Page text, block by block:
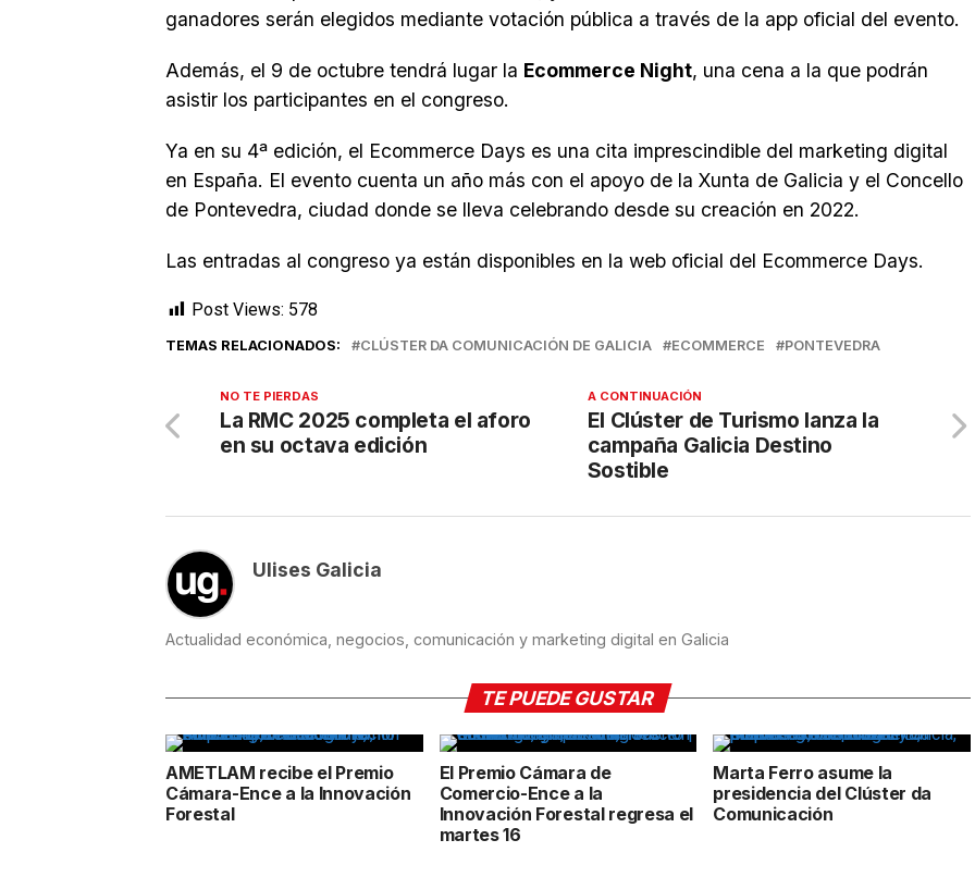
ganadores serán elegidos mediante votación pública a través de la app oficial del evento.
Además, el 9 de octubre tendrá lugar la Ecommerce Night, una cena a la que podrán
asistir los participantes en el congreso.
Ya en su 4ª edición, el Ecommerce Days es una cita imprescindible del marketing digital
en España. El evento cuenta un año más con el apoyo de la Xunta de Galicia y el Concello
de Pontevedra, ciudad donde se lleva celebrando desde su creación en 2022.
Las entradas al congreso ya están disponibles en la web oficial del Ecommerce Days.
Post Views: 578
TEMAS RELACIONADOS: CLÚSTER DA COMUNICACIÓN DE GALICIA ECOMMERCE PONTEVEDRA
A CONTINUACIÓN
El Clúster de Turismo lanza la
campaña Galicia Destino
Sostible
NO TE PIERDAS
La RMC 2025 completa el aforo
en su octava edición
Ulises Galicia
Actualidad económica, negocios, comunicación y marketing digital en Galicia
TE PUEDE GUSTAR
AMETLAM recibe el Premio
Cámara-Ence a la Innovación
Forestal
El Premio Cámara de
Comercio-Ence a la
Innovación Forestal regresa el
martes 16
Marta Ferro asume la
presidencia del Clúster da
Comunicación